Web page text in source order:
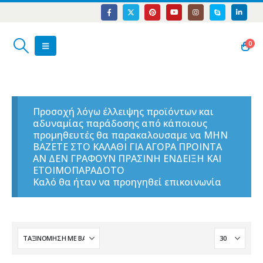
0
Προσοχή λόγω έλλειψης προϊόντων και
αδυναμίας παράδοσης από κάποιους
προμηθευτές θα παρακαλουσαμε να ΜΗΝ
ΒΑΖΕΤΕ ΣΤΟ ΚΑΛΑΘΙ ΓΙΑ ΑΓΟΡΑ ΠΡΟΙΝΤΑ
ΑΝ ΔΕΝ ΓΡΑΦΟΥΝ ΠΡΑΣΙΝΗ ΕΝΔΕΙΞΗ ΚΑΙ
ΕΤΟΙΜΟΠΑΡΑΔΟΤΟ
Καλό θα ήταν να προηγηθεί επικοινωνία